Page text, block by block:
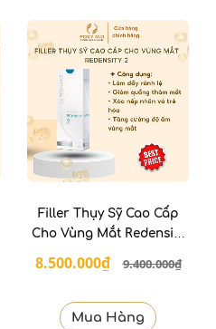
Filler Thụy Sỹ Cao Cấp
Cho Vùng Mắt Redensity
8.500.000₫ 9.400.000₫
Mua Hàng